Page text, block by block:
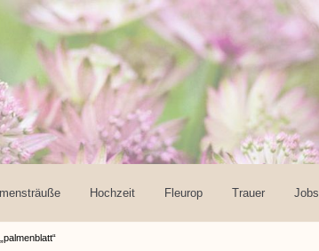
Hochzeit Fleurop Trauer Jobs